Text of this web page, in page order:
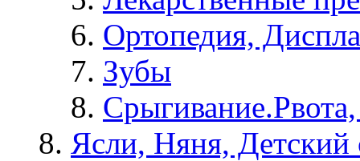
Ортопедия,
Зубы
Ясли, Няня, Детский